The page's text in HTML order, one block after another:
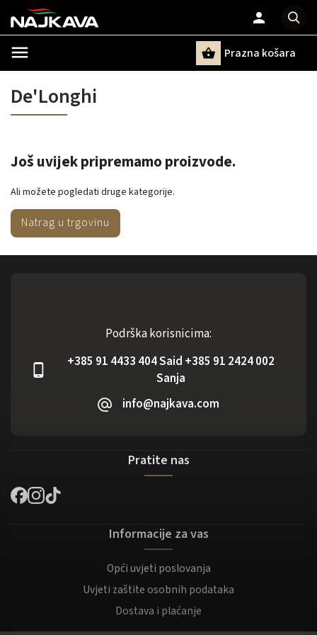
Prazna košara
De'Longhi
Još uvijek pripremamo proizvode.
Ali možete pogledati druge kategorije.
Natrag u trgovinu
Podrška korisnicima:
+385 91 4433 404 Said +385 91 2424 002
Sanja
info@najkava.com
Pratite nas
Informacije za vas
Opći uvjeti poslovanja
Uvjeti zaštite osobnih podataka
Dostava i plaćanje